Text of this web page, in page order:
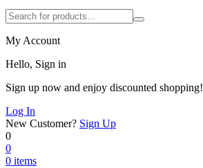
My Account
Hello, Sign in
Sign up now and enjoy discounted shopping!
Log In
New Customer? Sign Up
0
0
0 items